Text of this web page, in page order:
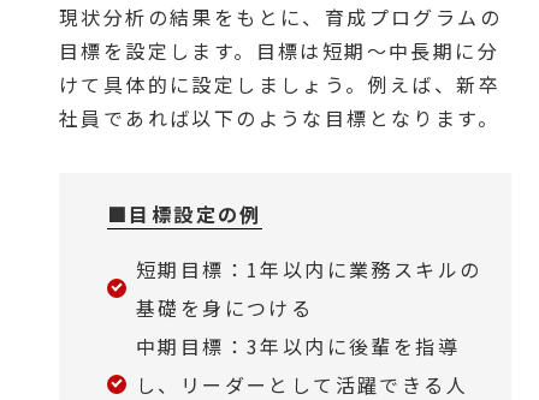
現状分析の結果をもとに、育成プログラムの
目標を設定します。目標は短期〜中長期に分
けて具体的に設定しましょう。例えば、新卒
社員であれば以下のような目標となります。
■目標設定の例
短期目標：1年以内に業務スキルの
基礎を身につける
中期目標：3年以内に後輩を指導
し、リーダーとして活躍できる人